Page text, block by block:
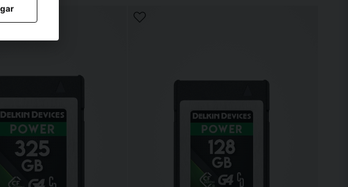
Rugged UHS-II (V90) R300/W250 128GB (new)Delkin SD BLACK Rugged UHS-II (V90) R300/W250
I Coyote (SL-CY-3)
Peak Design Slide Midnight